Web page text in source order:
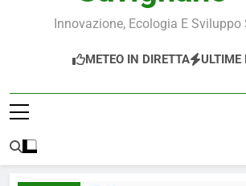
Innovazione, Ecologia E Sviluppo
METEO IN DIRETTA ULTIME